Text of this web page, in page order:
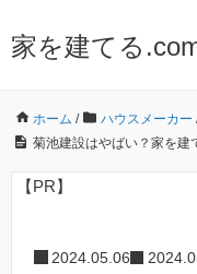
家を建てる
ホーム / ハウスメーカー
菊池建設はやばい？家を建
【PR】
2024.05.06